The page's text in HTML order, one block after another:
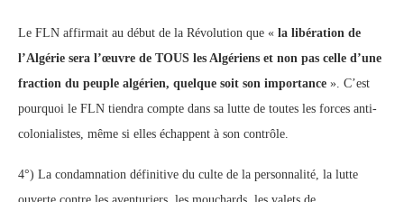
Le FLN affirmait au début de la Révolution que « la libération de
l’Algérie sera l’œuvre de TOUS les Algériens et non pas celle d’une
fraction du peuple algérien, quelque soit son importance ». C’est
pourquoi le FLN tiendra compte dans sa lutte de toutes les forces anti-
colonialistes, même si elles échappent à son contrôle.
4°) La condamnation définitive du culte de la personnalité, la lutte